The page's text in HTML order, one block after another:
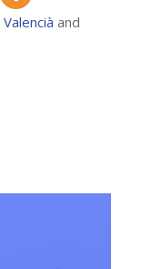
Valencià and